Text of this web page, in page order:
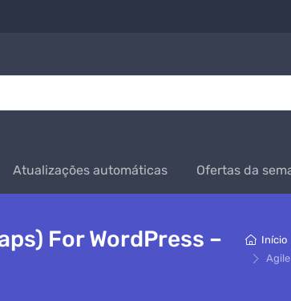
Atualizações automáticas Ofertas da
Início
For WordPress –